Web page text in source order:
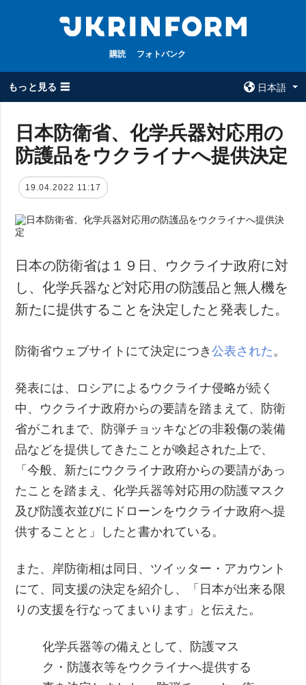
購読 フォトバンク
もっと見る ☰
日本語
全てのトピック
被占領地
政治
防衛
社会・文化
スポーツ
事故・緊急事態
ウクルインフォ
コンタクト
特集
インタビュー
写真
動画
購読
フォトバンク
日本防衛省、化学兵器対応用の
防護品をウクライナへ提供決定
19.04.2022 11:17
日本の防衛省は１９日、ウクライナ政府に対
し、化学兵器など対応用の防護品と無人機を
新たに提供することを決定したと発表した。
防衛省ウェブサイトにて決定につき公表された 。
発表には、ロシアによるウクライナ侵略が続く
中、ウクライナ政府からの要請を踏まえて、防衛
省がこれまで、防弾チョッキなどの非殺傷の装備
品などを提供してきたことが喚起された上で、
「今般、新たにウクライナ政府からの要請があっ
たことを踏まえ、化学兵器等対応用の防護マスク
及び防護衣並びにドローンをウクライナ政府へ提
供することと」したと書かれている。
また、岸防衛相は同日、ツイッター・アカウント
にて、同支援の決定を紹介し、「日本が出来る限
りの支援を行なってまいります」と伝えた。
化学兵器等の備えとして、防護マス
ク・防護衣等をウクライナへ提供する